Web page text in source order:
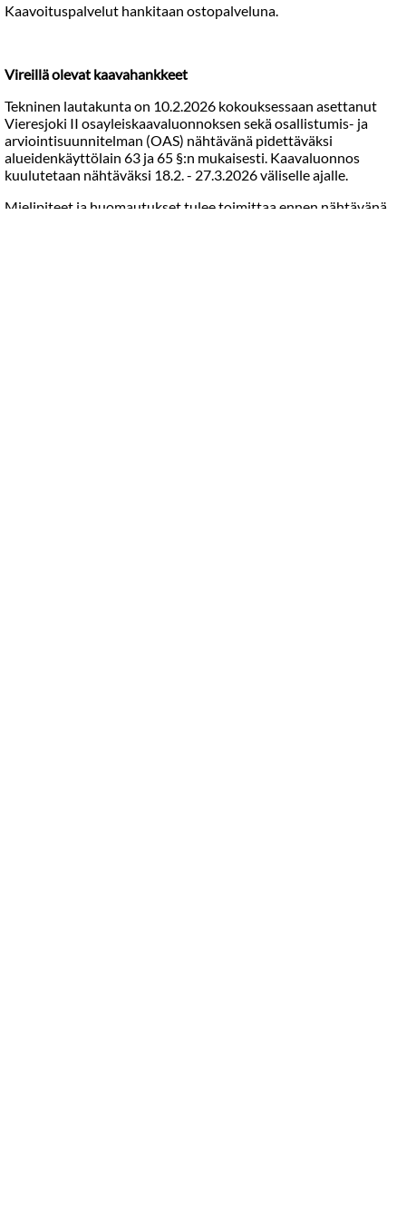
Kaavoituspalvelut hankitaan ostopalveluna.
Vireillä olevat kaavahankkeet
Tekninen lautakunta on 10.2.2026 kokouksessaan asettanut
Vieresjoki II osayleiskaavaluonnoksen sekä osallistumis- ja
arviointisuunnitelman (OAS) nähtävänä pidettäväksi
alueidenkäyttölain 63 ja 65 §:n mukaisesti. Kaavaluonnos
kuulutetaan nähtäväksi 18.2. - 27.3.2026 väliselle ajalle.
Mielipiteet ja huomautukset tulee toimittaa ennen nähtävänä